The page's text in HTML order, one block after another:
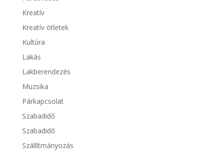
Kreatív
Kreatív ötletek
Kultúra
Lakás
Lakberendezés
Muzsika
Párkapcsolat
Szabadidő
Szabadidő
Szállítmányozás